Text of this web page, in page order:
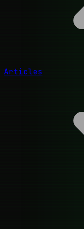
Articles